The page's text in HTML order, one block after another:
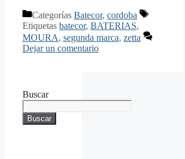
Categorías Batecor, cordoba
Etiquetas batecor, BATERIAS,
MOURA, segunda marca, zetta
Dejar un comentario
Buscar
Buscar